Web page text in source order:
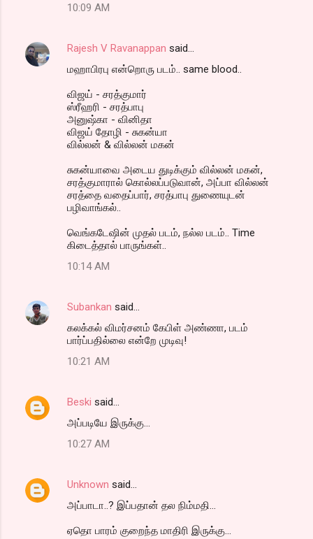
10:09 AM
Rajesh V Ravanappan said…
மஹாபிரபு என்றொரு படம்.. same blood..
விஜய் - சரத்குமார்
ஸ்ரீஹரி - சரத்பாபு
அனுஷ்கா - வினிதா
விஜய் தோழி - சுகன்யா
வில்லன் & வில்லன் மகன்
சுகன்யாவை அடைய துடிக்கும் வில்லன் மகன்,
சரத்குமாரால் கொல்லப்படுவான், அப்பா வில்லன்
சரத்தை வதைப்பார், சரத்பாபு துணையுடன்
பழிவாங்கல்..
வெங்கடேஷின் முதல் படம், நல்ல படம்.. Time
கிடைத்தால் பாருங்கள்..
10:14 AM
Subankan said…
கலக்கல் விமர்சனம் கேபிள் அண்ணா, படம்
பார்ப்பதில்லை என்றே முடிவு!
10:21 AM
Beski said…
அப்படியே இருக்கு...
10:27 AM
Unknown said…
அப்பாடா..? இப்பதான் தல நிம்மதி...
ஏதொ பாரம் குறைந்த மாதிரி இருக்கு...